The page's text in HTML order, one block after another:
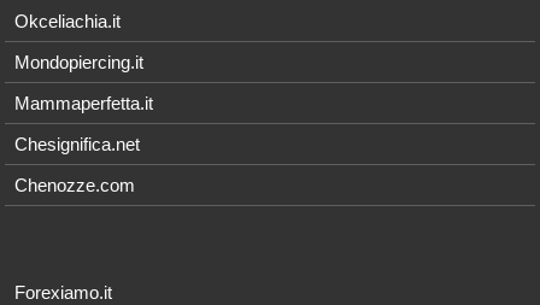
Okceliachia.it
Mondopiercing.it
Mammaperfetta.it
Chesignifica.net
Chenozze.com
Forexiamo.it